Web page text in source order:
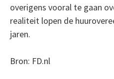
overigens vooral te gaan
realiteit lopen de
jaren.
Bron: FD.nl